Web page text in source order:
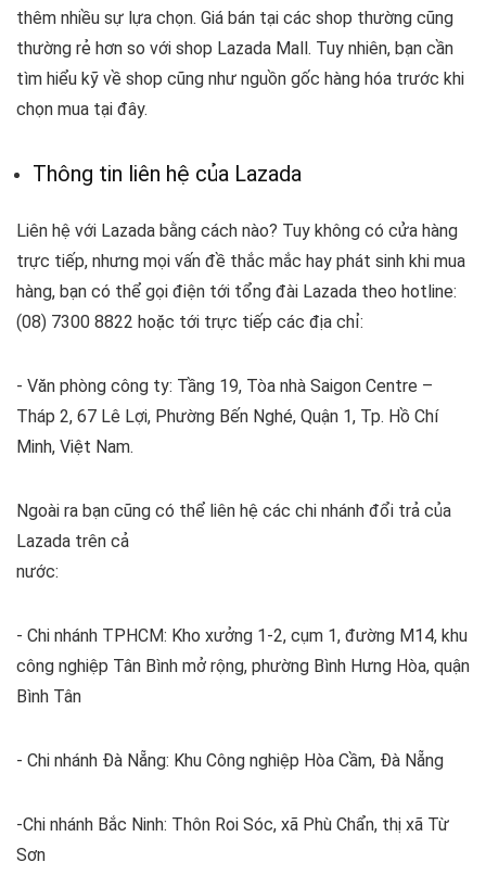
thêm nhiều sự lựa chọn. Giá bán tại các shop thường cũng
thường rẻ hơn so với shop Lazada Mall. Tuy nhiên, bạn cần
tìm hiểu kỹ về shop cũng như nguồn gốc hàng hóa trước khi
chọn mua tại đây.
Thông tin liên hệ của Lazada
Liên hệ với Lazada bằng cách nào? Tuy không có cửa hàng
trực tiếp, nhưng mọi vấn đề thắc mắc hay phát sinh khi mua
hàng, bạn có thể gọi điện tới tổng đài Lazada theo hotline:
(08) 7300 8822 hoặc tới trực tiếp các địa chỉ:
- Văn phòng công ty: Tầng 19, Tòa nhà Saigon Centre –
Tháp 2, 67 Lê Lợi, Phường Bến Nghé, Quận 1, Tp. Hồ Chí
Minh, Việt Nam.
Ngoài ra bạn cũng có thể liên hệ các chi nhánh đổi trả của
Lazada trên cả
nước:
- Chi nhánh TPHCM: Kho xưởng 1-2, cụm 1, đường M14, khu
công nghiệp Tân Bình mở rộng, phường Bình Hưng Hòa, quận
Bình Tân
- Chi nhánh Đà Nẵng: Khu Công nghiệp Hòa Cầm, Đà Nẵng
-Chi nhánh Bắc Ninh: Thôn Roi Sóc, xã Phù Chẩn, thị xã Từ
Sơn